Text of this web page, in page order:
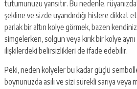
tutumunuzu yansıtır. Bu nedenle,
şekline ve sizde uyandırdığı hislere dikkat
parlak bir altın kolye görmek, bazen
simgelerken, solgun veya kırık bir kolye
ilişkilerdeki belirsizlikleri de ifade edebilir.
Peki, neden kolyeler bu kadar güçlü
boynunuzda asılı ve sizi sürekli sarıya veya